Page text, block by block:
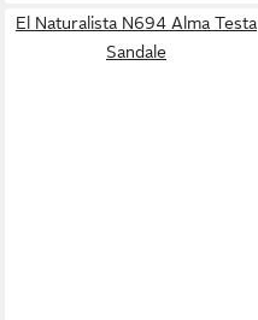
El Naturalista N694 Alma Testa
Sandale